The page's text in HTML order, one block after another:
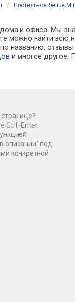
/ Постельное белье
и офиса. Мы
можно найти
названию, отзывы
и многое другое.
Ctrl+Enter.
описании" под
конкретной